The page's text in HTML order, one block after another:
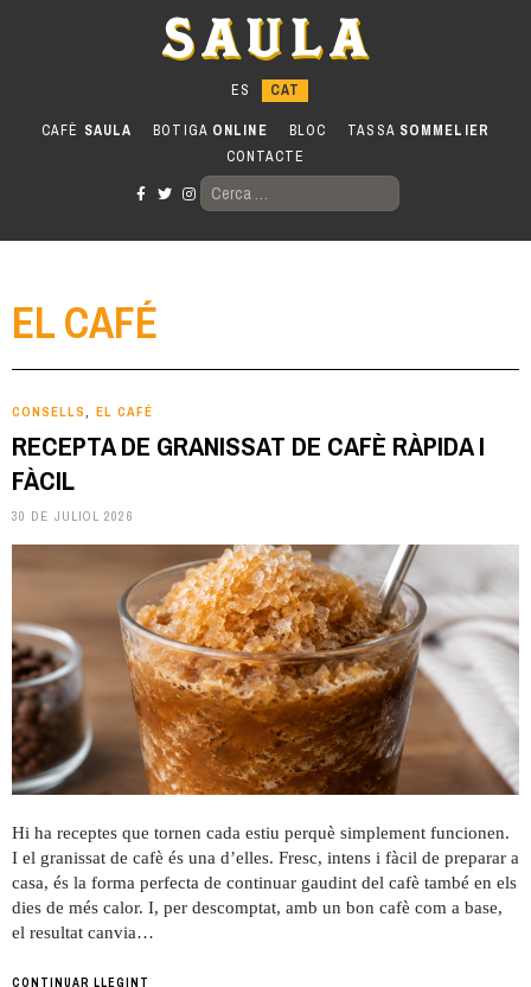
CAFÈ SAULA BOTIGA ONLINE BLOC TASSA SOMMELIER
CONTACTE
CERCA:
EL CAFÉ
CONSELLS EL CAFÉ
RECEPTA DE GRANISSAT DE CAFÈ RÀPIDA I
FÀCIL
30 DE JULIOL 2026
Hi ha receptes que tornen cada estiu perquè simplement funcionen.
I el granissat de cafè és una d’elles. Fresc, intens i fàcil de preparar a
casa, és la forma perfecta de continuar gaudint del cafè també en els
dies de més calor. I, per descomptat, amb un bon cafè com a base,
el resultat canvia…
CONTINUAR LLEGINT